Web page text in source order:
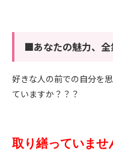
■あなたの魅力、全
好きな人の前での自分を
ていますか？？？
取り繕っていませ